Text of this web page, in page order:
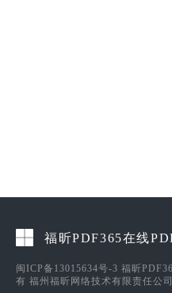
福昕PDF365在线
闽ICP备13015634号-3 福昕
有 福州福昕网络技术有限责任公司